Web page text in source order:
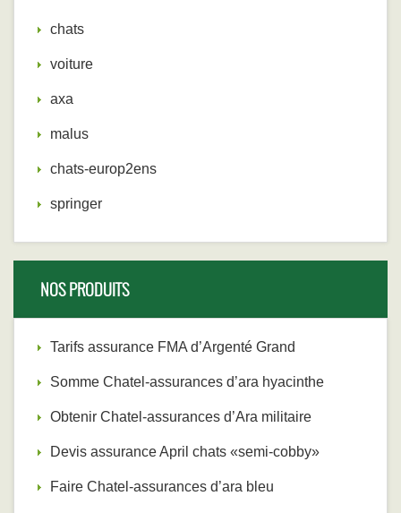
chats
voiture
axa
malus
chats-europ2ens
springer
NOS PRODUITS
Tarifs assurance FMA d’Argenté Grand
Somme Chatel-assurances d’ara hyacinthe
Obtenir Chatel-assurances d’Ara militaire
Devis assurance April chats «semi-cobby»
Faire Chatel-assurances d’ara bleu